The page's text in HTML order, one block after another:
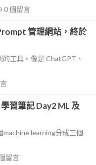
0個留言
管理網站，終於
工具。像是 ChatGPT、
習筆記 Day2 ML 及
learning分成三個
留言